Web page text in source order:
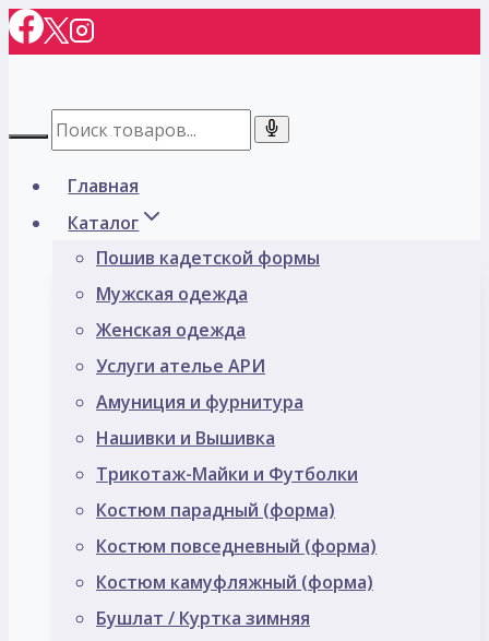
Перейти
к
Главная
Каталог
Пошив кадетской формы
Мужская одежда
Женская одежда
Услуги ателье АРИ
Амуниция и фурнитура
Нашивки и Вышивка
Трикотаж-Майки и Футболки
Костюм парадный (форма)
Костюм повседневный (форма)
Костюм камуфляжный (форма)
Бушлат / Куртка зимняя